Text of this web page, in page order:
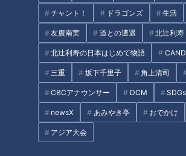
チャント！ ドラゴンズ 生活
友廣南実 道との遭遇 北辻利寿
北辻利寿の日本はじめて物語
三重 坂下千里子 角上清司
CBCアナウンサー DCM SDGs
newsX あみやき亭 おでかけ
アジア大会
めざせ！令和の浅尾、大島を！
ドラ5加藤翼投手、ドラ6三好大
倫外野手の素顔に迫る！
ピエロと呼
に 配信に
タグ
スポーツ 中日ドラゴンズ サンデード
とある妄想しがちなファンのドラゴンズ見聞録